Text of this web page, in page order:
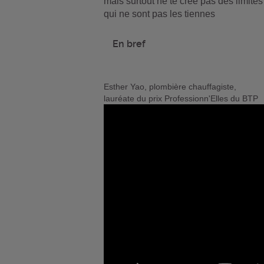
qui ne sont pas les tiennes
En bref
Esther Yao, plombière chauffagiste,
lauréate du prix Professionn'Elles du BTP